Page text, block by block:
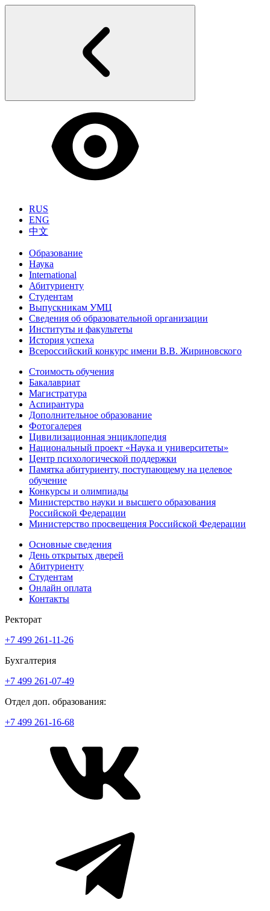
RUS
ENG
中文
Образование
Наука
International
Абитуриенту
Студентам
Выпускникам УМЦ
Сведения об образовательной организации
Институты и факультеты
История успеха
Всероссийский конкурс имени В.В. Жириновского
Стоимость обучения
Бакалавриат
Магистратура
Аспирантура
Дополнительное образование
Фотогалерея
Цивилизационная энциклопедия
Национальный проект «Наука и университеты»
Центр психологической поддержки
Памятка абитуриенту, поступающему на целевое
обучение
Конкурсы и олимпиады
Министерство науки и высшего образования
Российской Федерации
Министерство просвещения Российской Федерации
Основные сведения
День открытых дверей
Абитуриенту
Студентам
Онлайн оплата
Контакты
Ректорат
+7 499 261-11-26
Бухгалтерия
+7 499 261-07-49
Отдел доп. образования:
+7 499 261-16-68